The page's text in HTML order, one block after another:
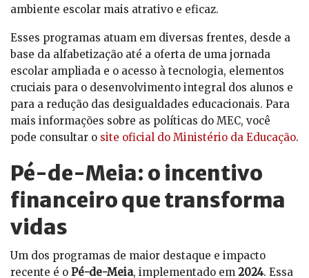
ambiente escolar mais atrativo e eficaz.
Esses programas atuam em diversas frentes, desde a
base da alfabetização até a oferta de uma jornada
escolar ampliada e o acesso à tecnologia, elementos
cruciais para o desenvolvimento integral dos alunos e
para a redução das desigualdades educacionais. Para
mais informações sobre as políticas do MEC, você
pode consultar o site oficial do Ministério da Educação.
Pé-de-Meia: o incentivo
financeiro que transforma
vidas
Um dos programas de maior destaque e impacto
recente é o Pé-de-Meia, implementado em 2024. Essa